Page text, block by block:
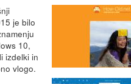
je bilo
10,
izdelki in
vlogo.